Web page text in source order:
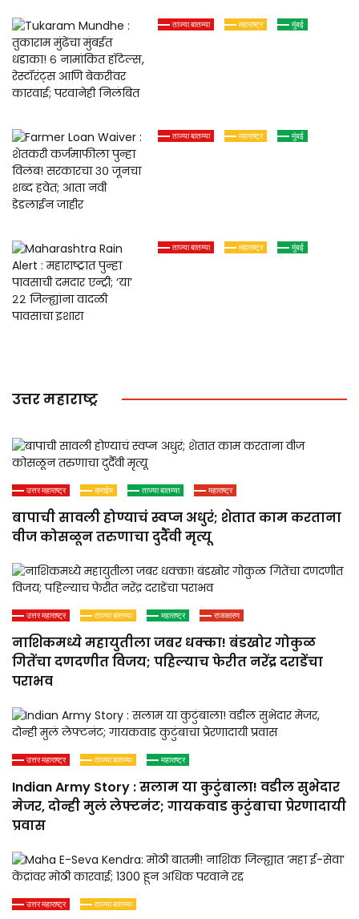
ताज्या बातम्या महाराष्ट्र मुंबई
ताज्या बातम्या महाराष्ट्र मुंबई
ताज्या बातम्या महाराष्ट्र मुंबई
उत्तर महाराष्ट्र
उत्तर महाराष्ट्र क्राईम ताज्या बातम्या महाराष्ट्र
बापाची सावली होण्याचं स्वप्न अधुरं; शेतात काम करताना
वीज कोसळून तरुणाचा दुर्दैवी मृत्यू
उत्तर महाराष्ट्र ताज्या बातम्या महाराष्ट्र राजकारण
नाशिकमध्ये महायुतीला जबर धक्का! बंडखोर गोकुळ
गितेंचा दणदणीत विजय; पहिल्याच फेरीत नरेंद्र दराडेंचा
पराभव
उत्तर महाराष्ट्र ताज्या बातम्या महाराष्ट्र
Indian Army Story : सलाम या कुटुंबाला! वडील सुभेदार
मेजर, दोन्ही मुलं लेफ्टनंट; गायकवाड कुटुंबाचा प्रेरणादायी
प्रवास
उत्तर महाराष्ट्र ताज्या बातम्या